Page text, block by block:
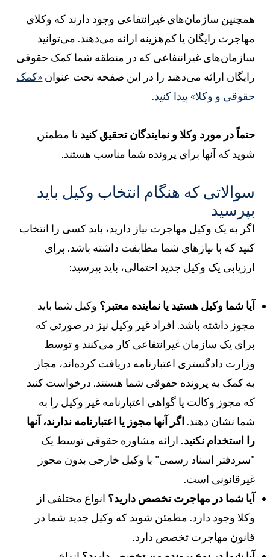
همچنین سازمان‌های غیرانتفاعی وجود دارند که وکلای
مهاجرت رایگان یا کم‌هزینه ارائه می‌دهند. می‌توانید
سازمان‌های غیرانتفاعی که در منطقه شما کمک حقوقی
رایگان ارائه می‌دهند را در این صفحه تحت عنوان«کمک
حقوقی و وکلا» پیدا کنید.
حتماً در مورد وکلا و نمایندگان تحقیق کنیدتا مطمئن
شوید که آنها برای پرونده شما مناسب هستند.
سوالاتی که هنگام انتخاب وکیل باید
بپرسید
اگر به یک وکیل مهاجرت نیاز دارید، باید کسی را انتخاب
کنید که با نیازهای شما مطابقت داشته باشد. برای
ارزیابی یک وکیل جدید احتمالی، باید بپرسید:
آیا شما وکیل هستید یا نماینده معتبر؟وکیل شما باید
مجوز داشته باشد. افراد غیر وکیل نیز در صورتی که
برای یک سازمان غیرانتفاعی کار می‌کنند و توسط
وزارت دادگستری اعتبارنامه دریافت کرده‌اند، مجاز
به کمک به پرونده حقوقی شما هستند. درخواست کنید
که مجوز وکالت یا گواهی اعتبارنامه غیر وکیل را به
شما نشان دهند.اگر آنها مجوز یا اعتبارنامه ندارند، آنها
را استخدام نکنید.ارائه مشاوره حقوقی توسط یک
"سردفتر اسناد رسمی" یا وکیل خارجی بدون مجوز
غیرقانونی است.
آیا شما در مهاجرت تخصص دارید؟ انواع مختلفی از
وکلا وجود دارد. مطمئن شوید که وکیل جدید شما در
قانون مهاجرت تخصص دارد.